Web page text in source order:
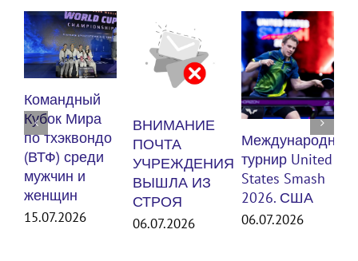
Командный
Кубок Мира
по тхэквондо
(ВТФ) среди
мужчин и
женщин
15.07.2026
ВНИМАНИЕ
ПОЧТА
УЧРЕЖДЕНИЯ
ВЫШЛА ИЗ
СТРОЯ
06.07.2026
Международный
турнир United
States Smash
2026. США
06.07.2026
по